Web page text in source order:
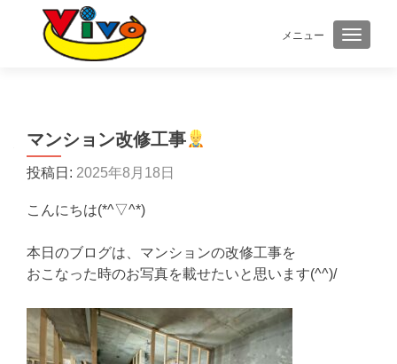
メニュー ナビゲ
マンション改修工事
投稿日: 2025年8月18日
こんにちは(*^▽^*)
本日のブログは、マンションの改修工事を
おこなった時のお写真を載せたいと思います(^^)/